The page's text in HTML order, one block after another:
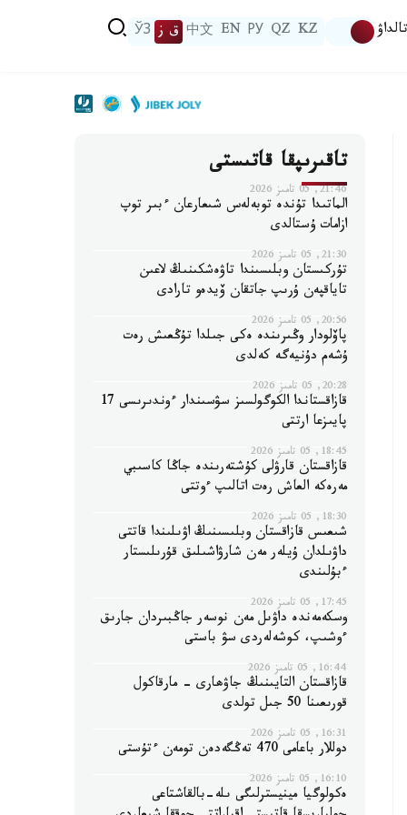
تالداۋ KZ
QZ
РУ
EN
中文 ق ز ЎЗ
تاقىرىپقا قاتىستى
21:46, 05 تامىز 2026
الماتىدا تۇندە توبەلەس شىعارعان ءبىر توپ
ازامات ۇستالدى
21:30, 05 تامىز 2026
تۇركىستان وبلىسىندا تاۋەشكىنىڭ لاعىن
تاياقپەن ۇرىپ جاتقان ۆيدەو تارادى
20:56, 05 تامىز 2026
پاۆلودار وڭىرىندە ەكى جىلدا تۇڭعىش رەت
ۇشەم دۇنيەگە كەلدى
20:28, 05 تامىز 2026
قازاقستاندا الكوگولسىز سۋسىندار ءوندىرىسى 17
پايىزعا ارتتى
18:45, 05 تامىز 2026
قازاقستان قارۋلى كۇشتەرىندە جاڭا كاسىبي
مەرەكە العاش رەت اتالىپ ءوتتى
18:30, 05 تامىز 2026
شىعىس قازاقستان وبلىسىنىڭ اۋىلىندا قاتتى
داۋىلدان ۇيلەر مەن شارۋاشىلىق قۇرىلىستار
ءبۇلىندى
17:45, 05 تامىز 2026
وسكەمەندە داۋىل مەن نوسەر جاڭبىردان جارىق
ءوشىپ، كوشەلەردى سۋ باستى
16:44, 05 تامىز 2026
قازاقستان التايىنىڭ جاۋھارى - مارقاكول
قورىعىنا 50 جىل تولدى
16:31, 05 تامىز 2026
دوللار باعامى 470 تەڭگەدەن تومەن ءتۇستى
16:10, 05 تامىز 2026
ەكولوگيا مينيسترلىگى ىلە-بالقاشتاعى